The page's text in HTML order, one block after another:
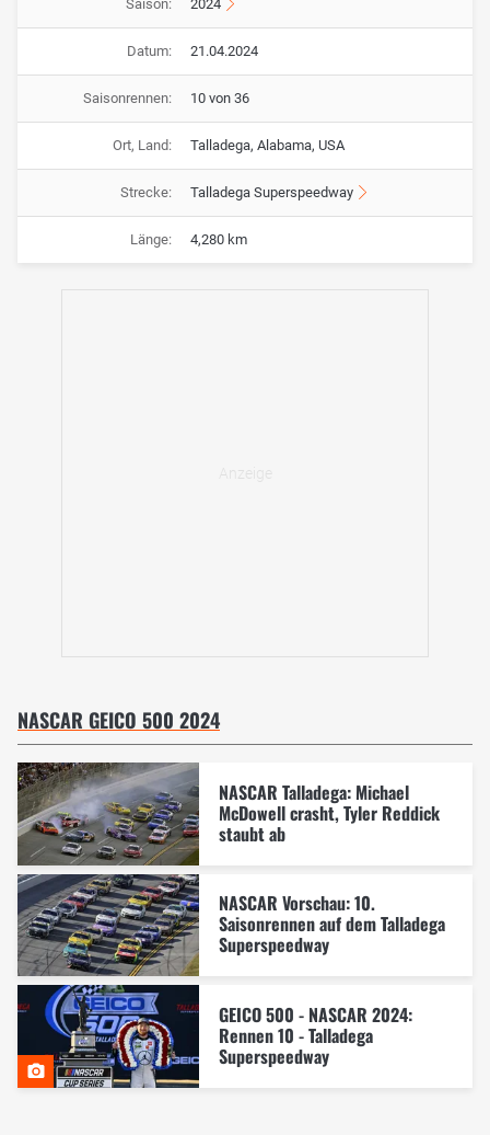
Saison: 2024
Datum: 21.04.2024
Saisonrennen: 10 von 36
Ort, Land: Talladega, Alabama, USA
Strecke: Talladega Superspeedway
Länge: 4,280 km
NASCAR GEICO 500 2024
NASCAR Talladega: Michael
McDowell crasht, Tyler Reddick
staubt ab
NASCAR Vorschau: 10.
Saisonrennen auf dem Talladega
Superspeedway
GEICO 500 - NASCAR 2024:
Rennen 10 - Talladega
Superspeedway